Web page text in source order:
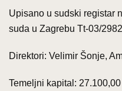
Upisano u sudski registar
suda u Zagrebu Tt-03/
Direktori: Velimir Šonje,
Temeljni kapital: